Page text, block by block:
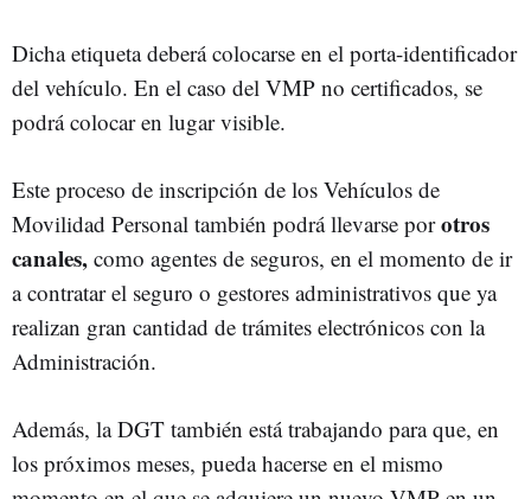
Dicha etiqueta deberá colocarse en el porta-identificador
del vehículo. En el caso del VMP no certificados, se
podrá colocar en lugar visible.
Este proceso de inscripción de los Vehículos de
Movilidad Personal también podrá llevarse porotros
canales, como agentes de seguros, en el momento de ir
a contratar el seguro o gestores administrativos que ya
realizan gran cantidad de trámites electrónicos con la
Administración.
Además, la DGT también está trabajando para que, en
los próximos meses, pueda hacerse en el mismo